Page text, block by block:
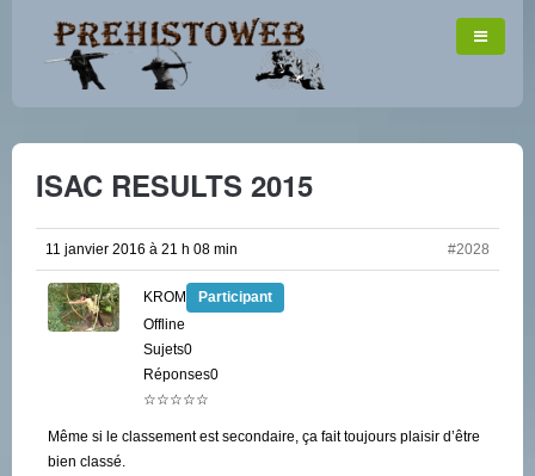
ISAC RESULTS 2015
11 janvier 2016 à 21 h 08 min #2028
KROM
Participant
Offline
Sujets0
Réponses0
☆☆☆☆☆
Même si le classement est secondaire, ça fait toujours plaisir d’être
bien classé.